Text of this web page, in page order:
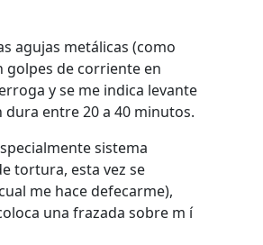
agujas metálicas (como
golpes de corriente en
y se me indica levante
entre 20 a 40 minutos.
sistema
tortura, esta vez se
me hace defecarme),
una frazada sobre m í